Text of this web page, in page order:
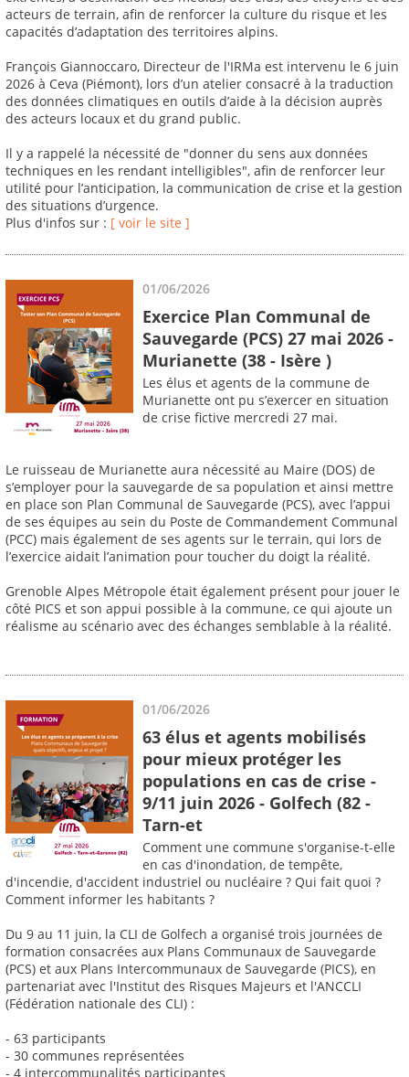
acteurs de terrain, afin de renforcer la culture du risque et les
capacités d’adaptation des territoires alpins.
François Giannoccaro, Directeur de l'IRMa est intervenu le 6 juin
2026 à Ceva (Piémont), lors d’un atelier consacré à la traduction
des données climatiques en outils d’aide à la décision auprès
des acteurs locaux et du grand public.
Il y a rappelé la nécessité de "donner du sens aux données
techniques en les rendant intelligibles", afin de renforcer leur
utilité pour l’anticipation, la communication de crise et la gestion
des situations d’urgence.
Plus d'infos sur : [ voir le site ]
01/06/2026
Exercice Plan Communal de
Sauvegarde (PCS) 27 mai 2026 -
Murianette (38 - Isère )
Les élus et agents de la commune de
Murianette ont pu s’exercer en situation
de crise fictive mercredi 27 mai.
Le ruisseau de Murianette aura nécessité au Maire (DOS) de
s’employer pour la sauvegarde de sa population et ainsi mettre
en place son Plan Communal de Sauvegarde (PCS), avec l’appui
de ses équipes au sein du Poste de Commandement Communal
(PCC) mais également de ses agents sur le terrain, qui lors de
l’exercice aidait l’animation pour toucher du doigt la réalité.
Grenoble Alpes Métropole était également présent pour jouer le
côté PICS et son appui possible à la commune, ce qui ajoute un
réalisme au scénario avec des échanges semblable à la réalité.
01/06/2026
63 élus et agents mobilisés
pour mieux protéger les
populations en cas de crise -
9/11 juin 2026 - Golfech (82 -
Tarn-et
Comment une commune s'organise-t-elle
en cas d'inondation, de tempête,
d'incendie, d'accident industriel ou nucléaire ? Qui fait quoi ?
Comment informer les habitants ?
Du 9 au 11 juin, la CLI de Golfech a organisé trois journées de
formation consacrées aux Plans Communaux de Sauvegarde
(PCS) et aux Plans Intercommunaux de Sauvegarde (PICS), en
partenariat avec l'Institut des Risques Majeurs et l'ANCCLI
(Fédération nationale des CLI) :
- 63 participants
- 30 communes représentées
- 4 intercommunalités participantes